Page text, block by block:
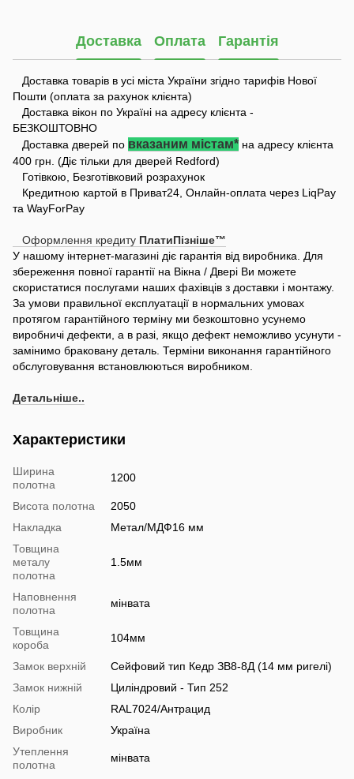
Доставка Оплата Гарантія
Доставка товарів в усі міста України згідно тарифів Нової
Пошти (оплата за рахунок клієнта)
Доставка вікон по Україні на адресу клієнта -
БЕЗКОШТОВНО
Доставка дверей по вказаним містам* на адресу клієнта
400 грн. (Діє тільки для дверей Redford)
Готівкою, Безготівковий розрахунок
Кредитною картой в Приват24, Онлайн-оплата через LiqPay
та WayForPay
Оформлення кредиту ПлатиПізніше™
У нашому інтернет-магазині діє гарантія від виробника. Для
збереження повної гарантії на Вікна / Двері Ви можете
скористатися послугами наших фахівців з доставки і монтажу.
За умови правильної експлуатації в нормальних умовах
протягом гарантійного терміну ми безкоштовно усунемо
виробничі дефекти, а в разі, якщо дефект неможливо усунути -
замінимо браковану деталь. Терміни виконання гарантійного
обслуговування встановлюються виробником.
Детальніше..
Характеристики
Ширина
полотна
1200
Висота полотна
2050
Накладка
Метал/МДФ16 мм
Товщина
металу
полотна
1.5мм
Наповнення
полотна
мінвата
Товщина
короба
104мм
Замок верхній
Сейфовий тип Кедр ЗВ8-8Д (14 мм ригелі)
Замок нижній
Циліндровий - Тип 252
Колір
RAL7024/Антрацид
Виробник
Україна
Утеплення
полотна
мінвата